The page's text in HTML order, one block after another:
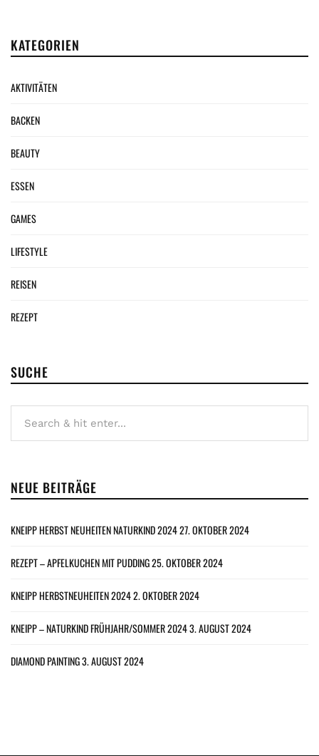
Beiträge
KATEGORIEN
AKTIVITÄTEN
BACKEN
BEAUTY
ESSEN
GAMES
LIFESTYLE
REISEN
REZEPT
SUCHE
NEUE BEITRÄGE
KNEIPP HERBST NEUHEITEN NATURKIND 202427. OKTOBER 2024
REZEPT – APFELKUCHEN MIT PUDDING25. OKTOBER 2024
KNEIPP HERBSTNEUHEITEN 20242. OKTOBER 2024
KNEIPP – NATURKIND FRÜHJAHR/SOMMER 20243. AUGUST 2024
DIAMOND PAINTING3. AUGUST 2024